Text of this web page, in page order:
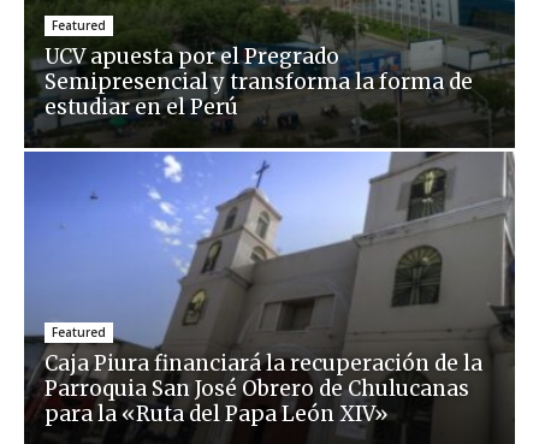
Featured
UCV apuesta por el Pregrado
Semipresencial y transforma la forma de
estudiar en el Perú
Featured
Caja Piura financiará la recuperación de la
Parroquia San José Obrero de Chulucanas
para la «Ruta del Papa León XIV»